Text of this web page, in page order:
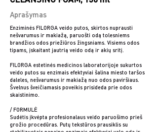
Aprašymas
Enziminės FILORGA veido putos, skirtos nuprausti
nešvarumus ir makiažą, paruošti odą tolesniems
brandžios odos priežiūros žingsniams. Visiems odos
tipams, įskaitant jautrią veido odą ir akių sritį.
FILORGA estetinės medicinos laboratorijoje sukurtos
veido putos su enzimais efektyviai šalina miesto taršos
daleles, nešvarumus ir makiažą nuo odos paviršiaus.
Švelnus šveičiamasis poveikis prisideda prie odos
skaistinimo.
/ FORMULĖ
Sudėtis įkvėpta profesionalaus veido paruošimo prieš
grožio procedūras. Putų tekstūros prausiklis su